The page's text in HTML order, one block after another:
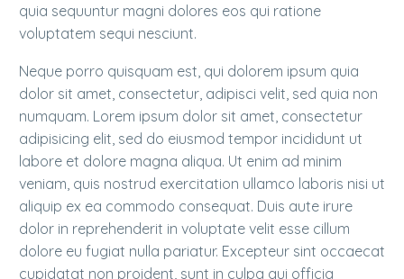
quia sequuntur magni dolores eos qui ratione
voluptatem sequi nesciunt.
Neque porro quisquam est, qui dolorem ipsum quia
dolor sit amet, consectetur, adipisci velit, sed quia non
numquam. Lorem ipsum dolor sit amet, consectetur
adipisicing elit, sed do eiusmod tempor incididunt ut
labore et dolore magna aliqua. Ut enim ad minim
veniam, quis nostrud exercitation ullamco laboris nisi ut
aliquip ex ea commodo consequat. Duis aute irure
dolor in reprehenderit in voluptate velit esse cillum
dolore eu fugiat nulla pariatur. Excepteur sint occaecat
cupidatat non proident, sunt in culpa qui officia